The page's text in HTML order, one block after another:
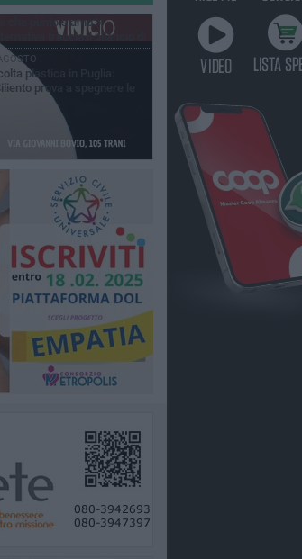
che punto siamo?»:
traccia il bilancio di
plastica in Puglia:
prova a spegnere le